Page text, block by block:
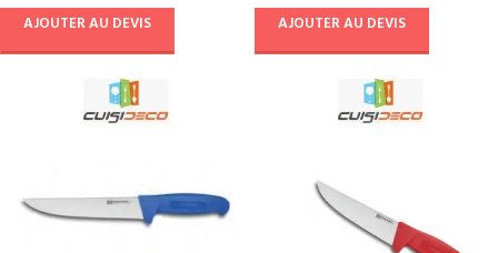
AJOUTER AU DEVIS AJOUTER AU DEVIS